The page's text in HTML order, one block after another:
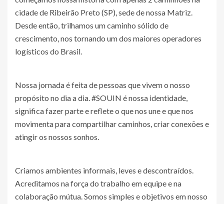
cidade de Ribeirão Preto (SP), sede de nossa Matriz.
Desde então, trilhamos um caminho sólido de
crescimento, nos tornando um dos maiores operadores
logísticos do Brasil.
Nossa jornada é feita de pessoas que vivem o nosso
propósito no dia a dia. #SOUIN é nossa identidade,
significa fazer parte e reflete o que nos une e que nos
movimenta para compartilhar caminhos, criar conexões e
atingir os nossos sonhos.
Criamos ambientes informais, leves e descontraídos.
Acreditamos na força do trabalho em equipe e na
colaboração mútua. Somos simples e objetivos em nosso